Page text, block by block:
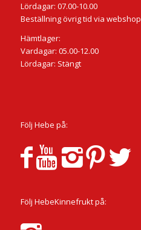
Lördagar: 07.00-10.00
Beställning övrig tid via webshop
Hämtlager:
Vardagar: 05.00-12.00
Lördagar: Stängt
Följ Hebe på:
Följ HebeKinnefrukt på: